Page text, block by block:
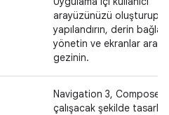
arayüzünüzü oluşturup
yapılandırın, derin
yönetin ve ekranlar
gezinin.
Navigation 3, Compose
çalışacak şekilde